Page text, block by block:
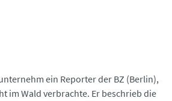
ein Reporter der BZ (Berlin),
im Wald verbrachte. Er beschrieb die